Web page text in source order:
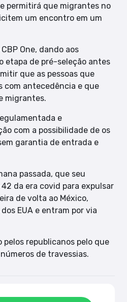
permitirá que migrantes no
um encontro em um
One, dando aos
etapa de pré-seleção antes
que as pessoas que
com antecedência e que
migrantes.
e
com a possibilidade de os
garantia de entrada e
passada, que seu
da era covid para expulsar
de volta ao México,
EUA e entram por via
republicanos pelo que
de travessias.